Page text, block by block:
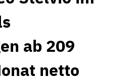
ab 209
netto